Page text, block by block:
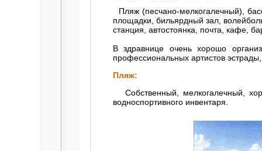
Пляж (песчано-мелкогалечный),
площадки, бильярдный зал,
станция, автостоянка, почта, кафе,
В здравнице очень хорошо
профессиональных артистов
Пляж:
Собственный, мелкогалечный,
водноспортивного инвентаря.